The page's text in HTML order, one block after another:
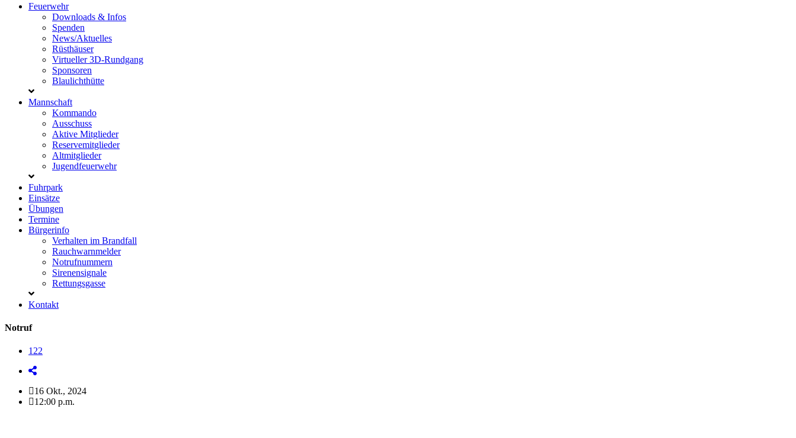
Feuerwehr
Downloads & Infos
Spenden
News/Aktuelles
Rüsthäuser
Virtueller 3D-Rundgang
Sponsoren
Blaulichthütte
Mannschaft
Kommando
Ausschuss
Aktive Mitglieder
Reservemitglieder
Altmitglieder
Jugendfeuerwehr
Fuhrpark
Einsätze
Übungen
Termine
Bürgerinfo
Verhalten im Brandfall
Rauchwarnmelder
Notrufnummern
Sirenensignale
Rettungsgasse
Kontakt
Notruf
122
16 Okt., 2024
12:00 p.m.